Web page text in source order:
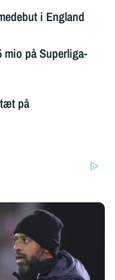
i England
mio på Superliga-
på